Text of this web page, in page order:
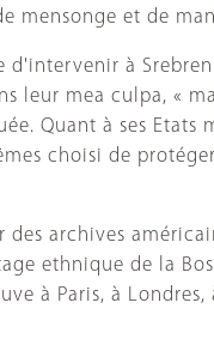
mensonge et de
d'intervenir à
leur mea culpa, «
Quant à ses Etats
choisi de
des archives
ethnique de la
à Paris, à Londres,